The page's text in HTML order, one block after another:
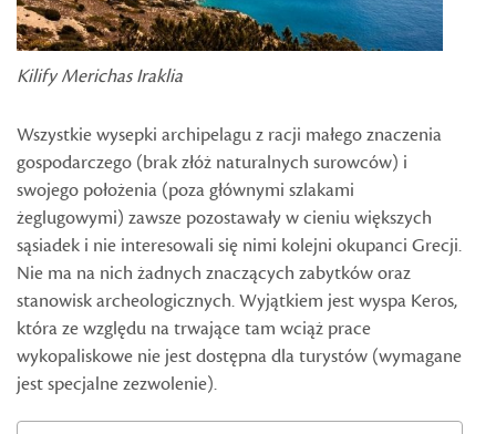
Kilify Merichas Iraklia
Wszystkie wysepki archipelagu z racji małego znaczenia
gospodarczego (brak złóż naturalnych surowców) i
swojego położenia (poza głównymi szlakami
żeglugowymi) zawsze pozostawały w cieniu większych
sąsiadek i nie interesowali się nimi kolejni okupanci Grecji.
Nie ma na nich żadnych znaczących zabytków oraz
stanowisk archeologicznych. Wyjątkiem jest wyspa Keros,
która ze względu na trwające tam wciąż prace
wykopaliskowe nie jest dostępna dla turystów (wymagane
jest specjalne zezwolenie).